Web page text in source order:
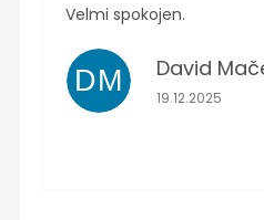
Velmi spokojen.
DM David
Hodnocení
19.12.2025